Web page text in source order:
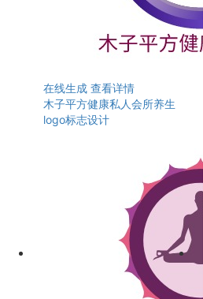
在线生成 查看详情
木子平方健康私人会所养生
logo标志设计